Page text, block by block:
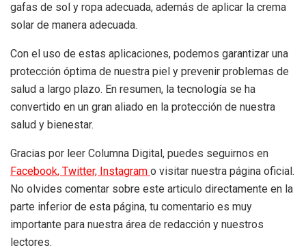
gafas de sol y ropa adecuada, además de aplicar la crema
solar de manera adecuada.
Con el uso de estas aplicaciones, podemos garantizar una
protección óptima de nuestra piel y prevenir problemas de
salud a largo plazo. En resumen, la tecnología se ha
convertido en un gran aliado en la protección de nuestra
salud y bienestar.
Gracias por leer Columna Digital, puedes seguirnos en
Facebook, Twitter, Instagram o visitar nuestra página oficial.
No olvides comentar sobre este articulo directamente en la
parte inferior de esta página, tu comentario es muy
importante para nuestra área de redacción y nuestros
lectores.